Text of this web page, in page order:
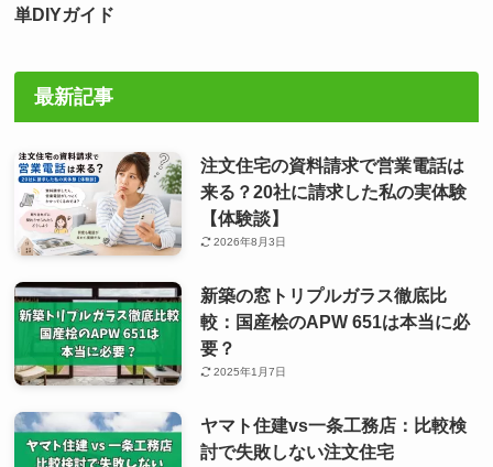
単DIYガイド
最新記事
注文住宅の資料請求で営業電話は
来る？20社に請求した私の実体験
【体験談】
2026年8月3日
新築の窓トリプルガラス徹底比
較：国産桧のAPW 651は本当に必
要？
2025年1月7日
ヤマト住建vs一条工務店：比較検
討で失敗しない注文住宅